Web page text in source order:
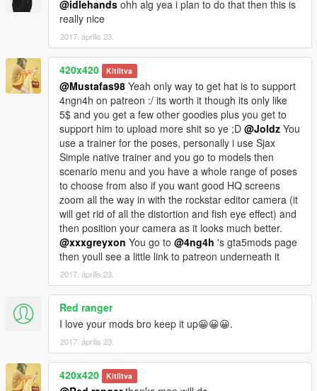
@idlehands ohh alg yea i plan to do that then this is
really nice
2017. április 23.
420x420 Kitíltva
@Mustafas98 Yeah only way to get hat is to support
4ngn4h on patreon :/ its worth it though its only like
5$ and you get a few other goodies plus you get to
support him to upload more shit so ye ;D @Joldz You
use a trainer for the poses, personally i use Sjax
Simple native trainer and you go to models then
scenario menu and you have a whole range of poses
to choose from also if you want good HQ screens
zoom all the way in with the rockstar editor camera (it
will get rid of all the distortion and fish eye effect) and
then position your camera as it looks much better.
@xxxgreyxon You go to @4ng4h 's gta5mods page
then youll see a little link to patreon underneath it
2017. április 23.
Red ranger
I love your mods bro keep it up😀😀😀.
2017. április 23.
420x420 Kitíltva